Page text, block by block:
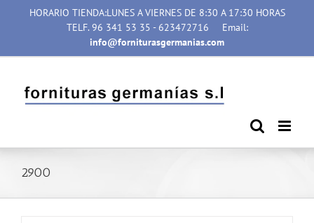
HORARIO TIENDA:LUNES A VIERNES DE 8:30 A 17:30 HORAS
TELF. 96 341 53 35 - 623472716
Email:
info@forniturasgermanias.com
2900